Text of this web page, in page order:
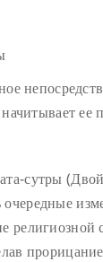
ее
сутры